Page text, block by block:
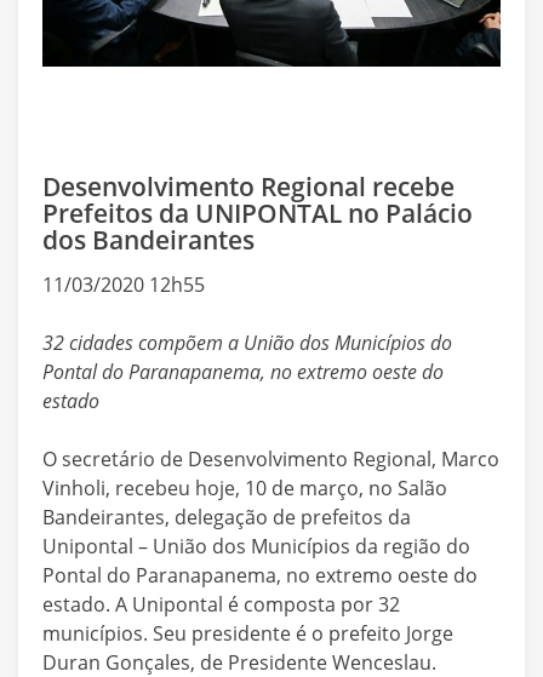
Desenvolvimento Regional recebe
Prefeitos da UNIPONTAL no Palácio
dos Bandeirantes
11/03/2020 12h55
32 cidades compõem a União dos Municípios do
Pontal do Paranapanema, no extremo oeste do
estado
O secretário de Desenvolvimento Regional, Marco
Vinholi, recebeu hoje, 10 de março, no Salão
Bandeirantes, delegação de prefeitos da
Unipontal – União dos Municípios da região do
Pontal do Paranapanema, no extremo oeste do
estado. A Unipontal é composta por 32
municípios. Seu presidente é o prefeito Jorge
Duran Gonçales, de Presidente Wenceslau.